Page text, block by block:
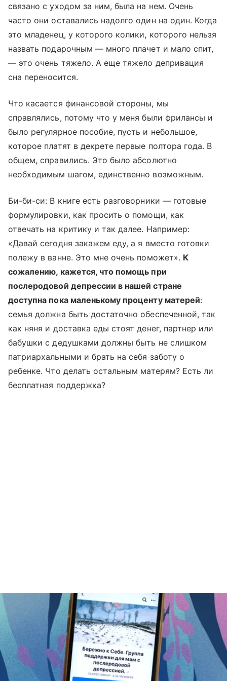
связано с уходом за ним, была на нем. Очень
часто они оставались надолго один на один. Когда
это младенец, у которого колики, которого нельзя
назвать подарочным — много плачет и мало спит,
— это очень тяжело. А еще тяжело депривация
сна переносится.
Что касается финансовой стороны, мы
справлялись, потому что у меня были фрилансы и
было регулярное пособие, пусть и небольшое,
которое платят в декрете первые полтора года. В
общем, справились. Это было абсолютно
необходимым шагом, единственно возможным.
Би-би-си: В книге есть разговорники — готовые
формулировки, как просить о помощи, как
отвечать на критику и так далее. Например:
«Давай сегодня закажем еду, а я вместо готовки
полежу в ванне. Это мне очень поможет». К
сожалению, кажется, что помощь при
послеродовой депрессии в нашей стране
доступна пока маленькому проценту матерей:
семья должна быть достаточно обеспеченной, так
как няня и доставка еды стоят денег, партнер или
бабушки с дедушками должны быть не слишком
патриархальными и брать на себя заботу о
ребенке. Что делать остальным матерям? Есть ли
бесплатная поддержка?